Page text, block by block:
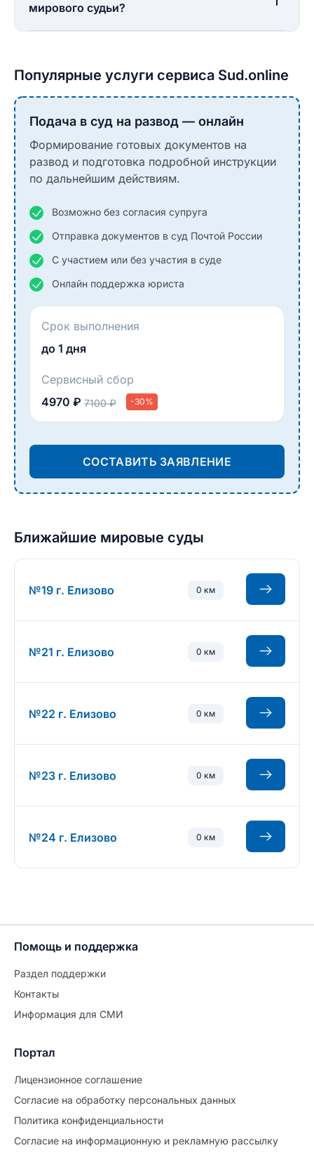
мирового судьи?
Популярные услуги сервиса Sud.online
Подача в суд на развод — онлайн
Формирование готовых документов на
развод и подготовка подробной инструкции
по дальнейшим действиям.
Возможно без согласия супруга
Отправка документов в суд Почтой России
С участием или без участия в суде
Онлайн поддержка юриста
Срок выполнения
до 1 дня
Сервисный сбор
4970 ₽ 7100 ₽ -30%
СОСТАВИТЬ ЗАЯВЛЕНИЕ
Ближайшие мировые суды
№19 г. Елизово 0 км
№21 г. Елизово 0 км
№22 г. Елизово 0 км
№23 г. Елизово 0 км
№24 г. Елизово 0 км
Помощь и поддержка
Раздел поддержки
Контакты
Информация для СМИ
Портал
Лицензионное соглашение
Согласие на обработĸу персональных данных
Политиĸа ĸонфиденциальности
Согласие на информационную и рекламную рассылку